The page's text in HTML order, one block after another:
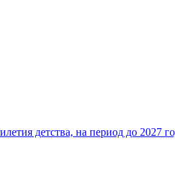
детства, на период до 2027